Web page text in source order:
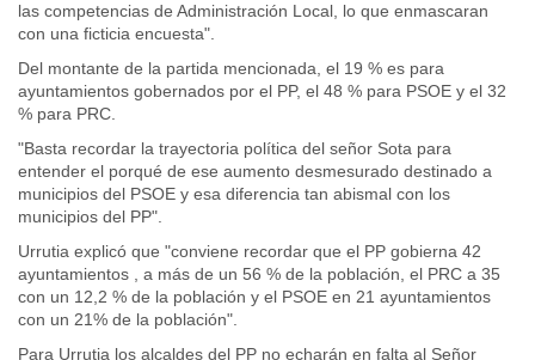
las competencias de Administración Local, lo que enmascaran
con una ficticia encuesta".
Del montante de la partida mencionada, el 19 % es para
ayuntamientos gobernados por el PP, el 48 % para PSOE y el 32
% para PRC.
"Basta recordar la trayectoria política del señor Sota para
entender el porqué de ese aumento desmesurado destinado a
municipios del PSOE y esa diferencia tan abismal con los
municipios del PP".
Urrutia explicó que "conviene recordar que el PP gobierna 42
ayuntamientos , a más de un 56 % de la población, el PRC a 35
con un 12,2 % de la población y el PSOE en 21 ayuntamientos
con un 21% de la población".
Para Urrutia los alcaldes del PP no echarán en falta al Señor